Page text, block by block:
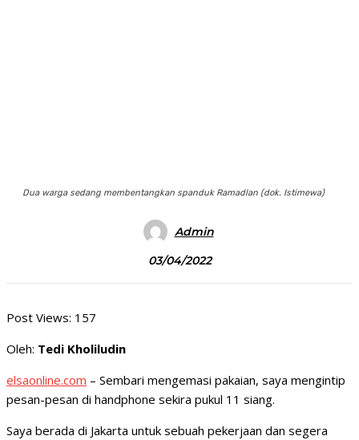
Dua warga sedang membentangkan spanduk Ramadlan (dok. Istimewa)
Admin
03/04/2022
Post Views: 157
Oleh: Tedi Kholiludin
elsaonline.com – Sembari mengemasi pakaian, saya mengintip
pesan-pesan di handphone sekira pukul 11 siang.
Saya berada di Jakarta untuk sebuah pekerjaan dan segera